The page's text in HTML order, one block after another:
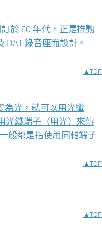
訂於 80 年代，正是推動
DAT 錄音座而設計。
▲TOP
為光，就可以用光纖
光纖端子（用光）來傳
般都是指使用同軸端子
▲TOP
▲TOP